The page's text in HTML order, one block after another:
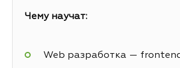
Чему научат:
Web разработка —